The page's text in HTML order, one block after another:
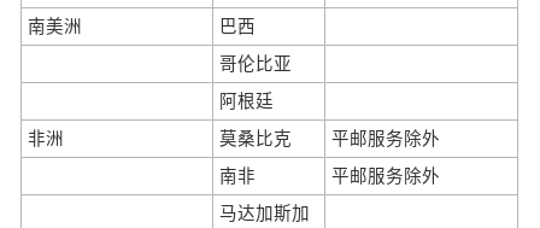
南美洲
巴西
哥伦比亚
阿根廷
非洲
莫桑比克
平邮服务除外
南非
平邮服务除外
马达加斯加